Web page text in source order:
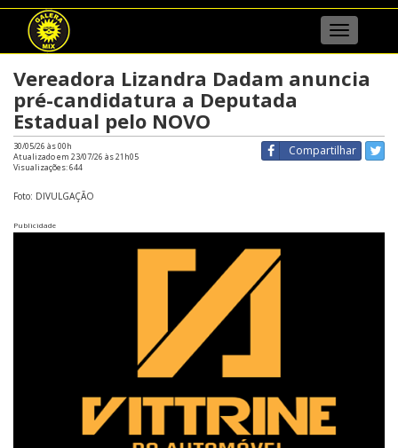
Menu
Vereadora Lizandra Dadam anuncia
pré-candidatura a Deputada
Estadual pelo NOVO
Compartilhar
30/05/26 às 00h
Atualizado em 23/07/26 às 21h05
Visualizações:644
Foto: DIVULGAÇÃO
Publicidade